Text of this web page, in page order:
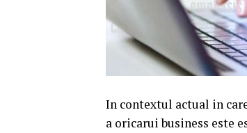
In contextul actual in
a oricarui business este